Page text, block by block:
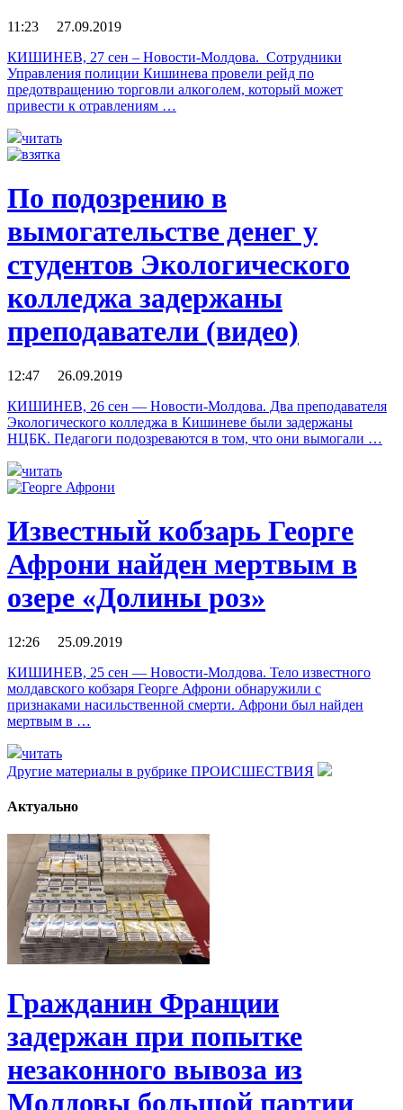
11:23 27.09.2019
КИШИНЕВ, 27 сен – Новости-Молдова. Сотрудники
Управления полиции Кишинева провели рейд по
предотвращению торговли алкоголем, который может
привести к отравлениям …
читать
По подозрению в
вымогательстве денег у
студентов Экологического
колледжа задержаны
преподаватели (видео)
12:47 26.09.2019
КИШИНЕВ, 26 сен — Новости-Молдова. Два преподавателя
Экологического колледжа в Кишиневе были задержаны
НЦБК. Педагоги подозреваются в том, что они вымогали …
читать
Известный кобзарь Георге
Афрони найден мертвым в
озере «Долины роз»
12:26 25.09.2019
КИШИНЕВ, 25 сен — Новости-Молдова. Тело известного
молдавского кобзаря Георге Афрони обнаружили с
признаками насильственной смерти. Афрони был найден
мертвым в …
читать
Другие материалы в рубрике ПРОИСШЕСТВИЯ
Актуально
Гражданин Франции
задержан при попытке
незаконного вывоза из
Молдовы большой партии